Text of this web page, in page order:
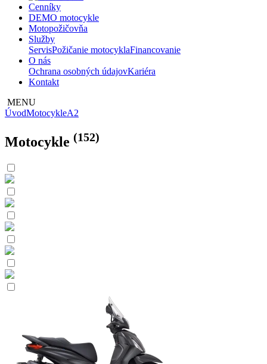
Cenníky
DEMO motocykle
Motopožičovňa
Služby
ServisPožičanie motocyklaFinancovanie
O nás
Ochrana osobných údajovKariéra
Kontakt
MENU
ÚvodMotocykleA2
Motocykle (152)